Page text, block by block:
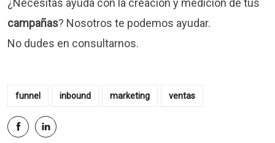
¿Necesitas ayuda con la creación y medición de tus
campañas? Nosotros te podemos ayudar.
No dudes en consultarnos.
funnel inbound marketing ventas